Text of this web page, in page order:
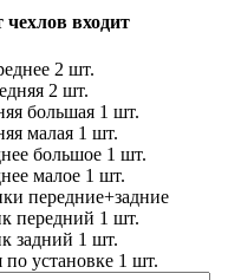
входит
2 шт.
2 шт.
большая 1 шт.
малая 1 шт.
большое 1 шт.
малое 1 шт.
передние+задние
передний 1 шт.
задний 1 шт.
установке 1 шт.